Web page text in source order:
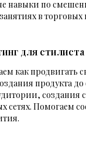
навыки по
в торговых
для стилиста
как продвигать
продукта
создания
сетях. Помогаем